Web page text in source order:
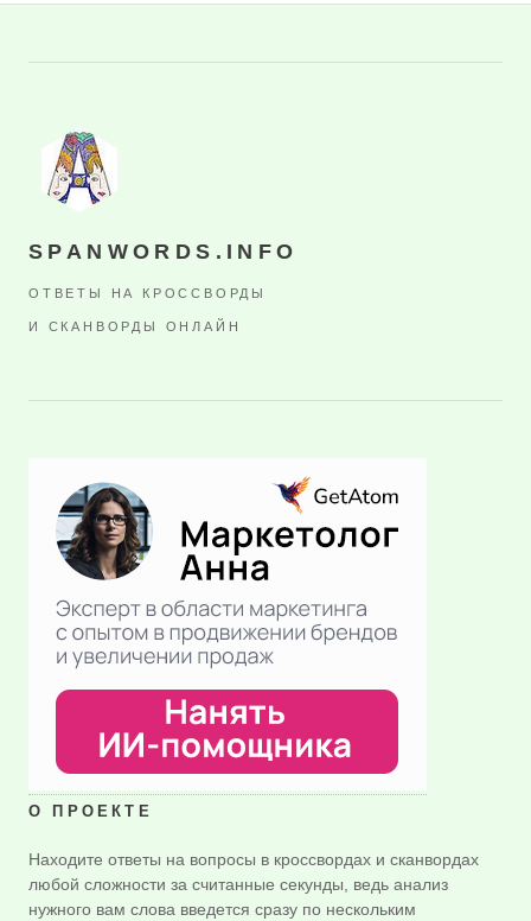
SPANWORDS.INFO
ОТВЕТЫ НА КРОССВОРДЫ
И СКАНВОРДЫ ОНЛАЙН
О ПРОЕКТЕ
Находите ответы на вопросы в кроссвордах и сканвордах
любой сложности за считанные секунды, ведь анализ
нужного вам слова введется сразу по нескольким